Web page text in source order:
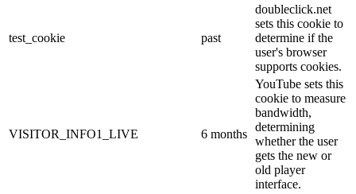
test_cookie past
doubleclick.net
sets this cookie to
determine if the
user's browser
supports cookies.
VISITOR_INFO1_LIVE 6 months
YouTube sets this
cookie to measure
bandwidth,
determining
whether the user
gets the new or
old player
interface.